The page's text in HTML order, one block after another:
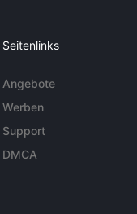
Seitenlinks
Angebote
Werben
Support
DMCA